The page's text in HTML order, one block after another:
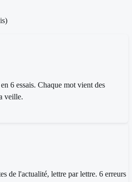
)
6 essais. Chaque mot vient des
veille.
de l'actualité, lettre par lettre. 6 erreurs